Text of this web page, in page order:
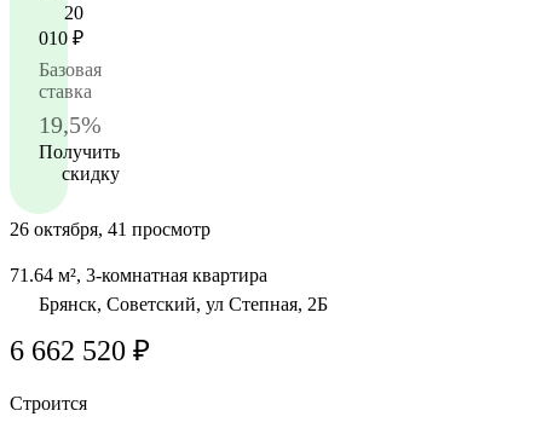
20
010 ₽
Базовая
ставка
19,5%
Получить
скидку
26 октября, 41 просмотр
71.64 м², 3-комнатная квартира
Брянск, Советский, ул Степная, 2Б
6 662 520 ₽
Строится